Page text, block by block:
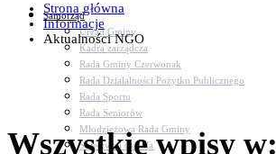
Samorząd
Urząd Gminy
Kadra zarządcza
Rada Gminy Czerwonak
Rada Działalności Pożytku Publicznego
Rada Sportu
Rada Seniorów
Młodzieżowa Rada Gminy
Sołectwa i osiedla
Strona główna
Informacje
Aktualności NGO
Wszystkie wpisy w: